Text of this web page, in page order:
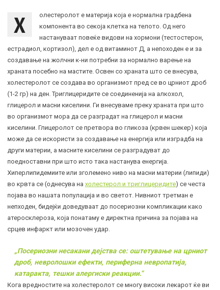
Х
олестеролот е материја која е нормална градбена
компонента во секоја клетка на телото. Од него
настануваат повеќе видови на хормони (тестостерон,
естрадиол, кортизол), дел е од витаминот Д, а непоходен е и за
создавање на жолчни к-ни потребни за нормално варење на
храната посебно на мастите. Освен со храната што се внесува,
холестеролот се создава во организмот пред се во црниот дроб
(1-2 гр) на ден. Триглицеридите се соединенија на алкохол,
глицерол и масни киселини. Ги внесуваме преку храната при што
во организмот мора да се разградат на глицерол и масни
киселини. Глицеролот се претвора во гликоза (крвен шекер) која
може да се искористи за создавање на енергија или изградба на
други материи, а масните киселини се разградуват до
поедноставни при што исто така настанува енергија.
Хиперлипидемиите или зголемено ниво на масни материи (липиди)
во крвта се (однесува на холестерол и триглицеридите) се честа
појава во нашата популација и во светот. Нивниот третман е
непходен, бидејќи доведуваат до посериозни компликации како
атеросклероза , која понатаму е директна причина за појава на
срцев инфаркт или мозочен удар.
„Посериозни несакани дејства се: оштетување на црниот
дроб, невролошки ефекти, периферна невропатија,
катаракта, тешки алергиски реакции.“
Кога вредностите на холестеролот се многу високи лекарот ќе ви